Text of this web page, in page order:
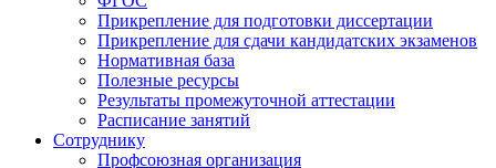
Прикрепление для подготовки диссертации
Прикрепление для сдачи кандидатских экзаменов
Нормативная база
Полезные ресурсы
Результаты промежуточной аттестации
Расписание занятий
Сотруднику
Профсоюзная организация